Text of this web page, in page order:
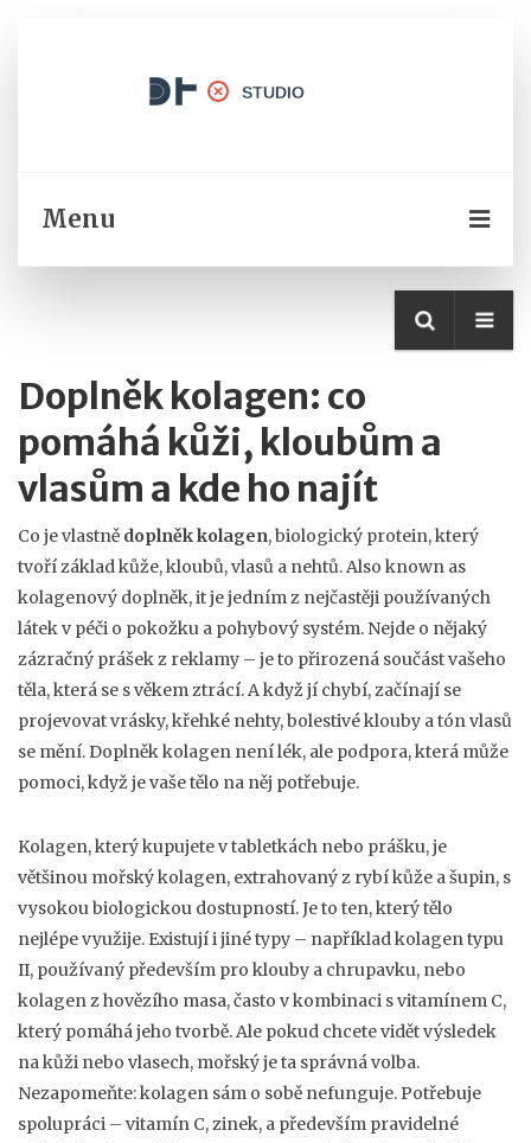
Menu
Doplněk kolagen: co
pomáhá kůži, kloubům a
vlasům a kde ho najít
Co je vlastně doplněk kolagen,biologický protein, který
tvoří základ kůže, kloubů, vlasů a nehtů. Also known as
kolagenový doplněk, itje jedním z nejčastěji používaných
látek v péči o pokožku a pohybový systém. Nejde o nějaký
zázračný prášek z reklamy – je to přirozená součást vašeho
těla, která se s věkem ztrácí. A když jí chybí, začínají se
projevovat vrásky, křehké nehty, bolestivé klouby a tón vlasů
se mění. Doplněk kolagen není lék, ale podpora, která může
pomoci, když je vaše tělo na něj potřebuje.
Kolagen, který kupujete v tabletkách nebo prášku, je
většinou mořský kolagen, extrahovaný z rybí kůže a šupin, s
vysokou biologickou dostupností. Je to ten, který tělo
nejlépe využije. Existují i jiné typy – napříkladkolagen typu
II, používaný především pro klouby a chrupavku, nebo
kolagen z hovězího masa,často v kombinaci s vitamínem C,
který pomáhá jeho tvorbě. Ale pokud chcete vidět výsledek
na kůži nebo vlasech, mořský je ta správná volba.
Nezapomeňte: kolagen sám o sobě nefunguje. Potřebuje
spolupráci – vitamín C, zinek, a především pravidelné